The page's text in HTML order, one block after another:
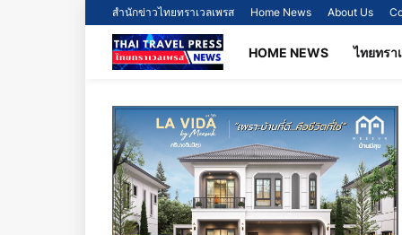
สำนักข่าวไทยทราเวลเพรส Home News About Us
HOME NEWS ไทยทรา